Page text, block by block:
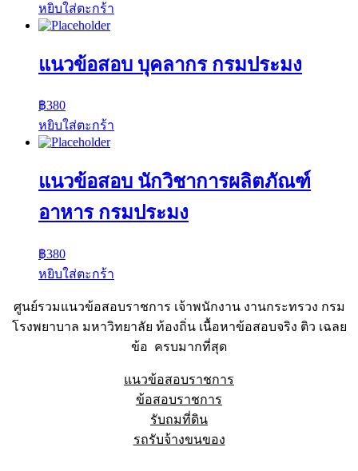
หยิบใส่ตะกร้า
แนวข้อสอบ บุคลากร กรมประมง
฿380
หยิบใส่ตะกร้า
แนวข้อสอบ นักวิชาการผลิตภัณฑ์
อาหาร กรมประมง
฿380
หยิบใส่ตะกร้า
ศูนย์รวมแนวข้อสอบราชการ เจ้าพนักงาน งานกระทรวง กรม
โรงพยาบาล มหาวิทยาลัย ท้องถิ่น เนื้อหาข้อสอบจริง ติว เฉลย
ข้อ ครบมากที่สุด
แนวข้อสอบราชการ
ข้อสอบราชการ
รับถมที่ดิน
รถรับจ้างขนของ